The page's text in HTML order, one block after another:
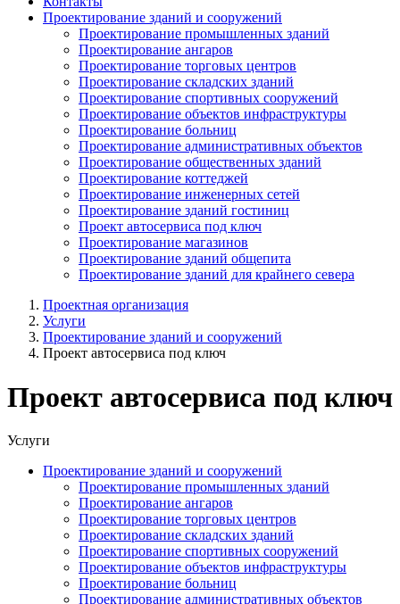
Проектирование зданий и сооружений
Проектирование промышленных зданий
Проектирование ангаров
Проектирование торговых центров
Проектирование складских зданий
Проектирование спортивных сооружений
Проектирование объектов инфраструктуры
Проектирование больниц
Проектирование административных объектов
Проектирование общественных зданий
Проектирование коттеджей
Проектирование инженерных сетей
Проектирование зданий гостиниц
Проект автосервиса под ключ
Проектирование магазинов
Проектирование зданий общепита
Проектирование зданий для крайнего севера
Проектная организация
Услуги
Проектирование зданий и сооружений
Проект автосервиса под ключ
Проект автосервиса под ключ
Услуги
Проектирование зданий и сооружений
Проектирование промышленных зданий
Проектирование ангаров
Проектирование торговых центров
Проектирование складских зданий
Проектирование спортивных сооружений
Проектирование объектов инфраструктуры
Проектирование больниц
Проектирование административных объектов